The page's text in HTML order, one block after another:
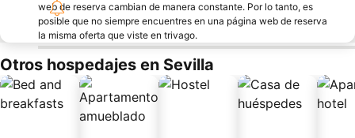
web de reserva cambian de manera constante. Por lo tanto, es
posible que no siempre encuentres en una página web de reserva
la misma oferta que viste en trivago.
Otros hospedajes en Sevilla